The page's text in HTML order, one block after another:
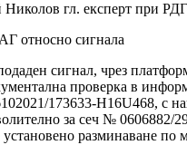
гл. експерт при
относно сигнала
сигнал, чрез
проверка в
173633-H16U468, с
за сеч № 0606882/
установено разминаване по